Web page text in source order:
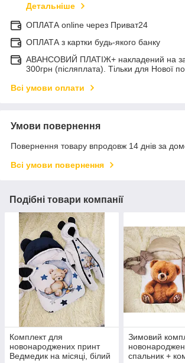
Детальніше
ОПЛАТА online через Приват24
ОПЛАТА з картки будь-якого банку
АВАНСОВИЙ ПЛАТІЖ+ накладений на
300грн (післяплата). Тільки для Нової
Всі умови оплати
Умови повернення
Повернення товару впродовж 14 днів за
Всі умови повернення
Подібні товари компанії
Комплект для
новонароджених принт
Ведмедик на місяці, білий
Зимовий
спальник +